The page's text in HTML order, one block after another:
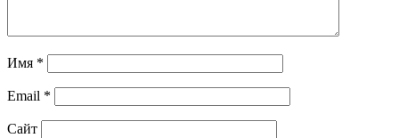
Имя *
Email *
Сайт